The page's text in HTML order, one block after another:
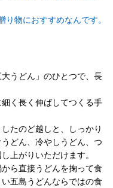
物におすすめなんです。
うどん」のひとつで、長
く長く伸ばしてつくる手
たのど越しと、しっかり
どん、冷やしうどん、つ
上がりいただけます。
ら直接うどんを掬って食
五島うどんならではの食